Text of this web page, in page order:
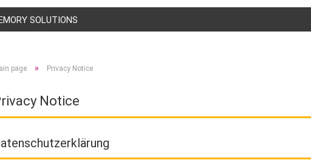
SOLUTIONS
page » Privacy Notice
Notice